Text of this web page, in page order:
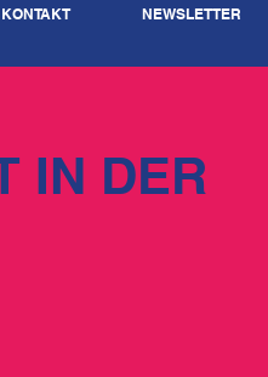
IN DER
KONTAKT NEWSLETTER